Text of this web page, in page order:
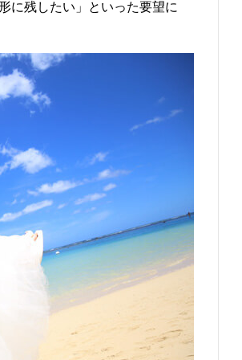
に残したい」といった要望に